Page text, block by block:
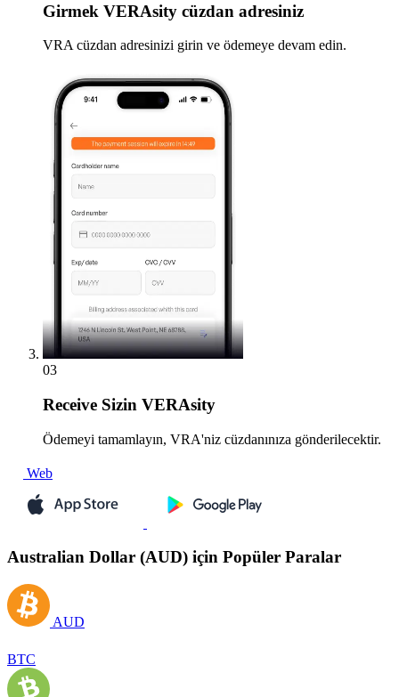
Girmek VERAsity cüzdan adresiniz
VRA cüzdan adresinizi girin ve ödemeye devam edin.
03
Receive Sizin VERAsity
Ödemeyi tamamlayın, VRA'niz cüzdanınıza gönderilecektir.
Web
Australian Dollar (AUD) için Popüler Paralar
AUD
BTC